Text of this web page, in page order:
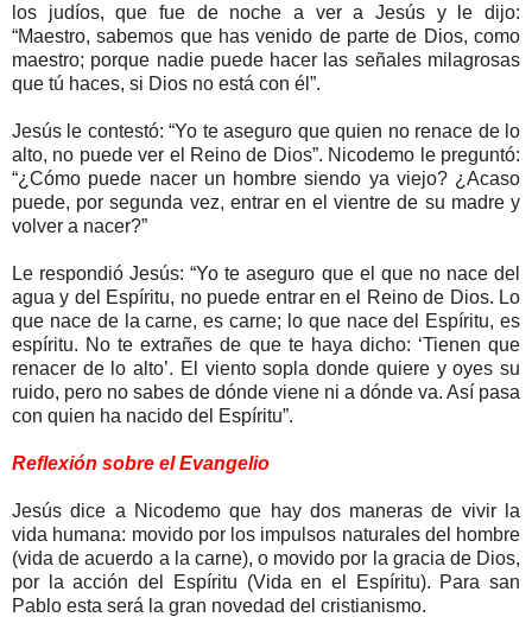
los judíos, que fue de noche a ver a Jesús y le dijo:
“Maestro, sabemos que has venido de parte de Dios, como
maestro; porque nadie puede hacer las señales milagrosas
que tú haces, si Dios no está con él”.
Jesús le contestó: “Yo te aseguro que quien no renace de lo
alto, no puede ver el Reino de Dios”. Nicodemo le preguntó:
“¿Cómo puede nacer un hombre siendo ya viejo? ¿Acaso
puede, por segunda vez, entrar en el vientre de su madre y
volver a nacer?”
Le respondió Jesús: “Yo te aseguro que el que no nace del
agua y del Espíritu, no puede entrar en el Reino de Dios. Lo
que nace de la carne, es carne; lo que nace del Espíritu, es
espíritu. No te extrañes de que te haya dicho: ‘Tienen que
renacer de lo alto’. El viento sopla donde quiere y oyes su
ruido, pero no sabes de dónde viene ni a dónde va. Así pasa
con quien ha nacido del Espíritu”.
Reflexión sobre el Evangelio
Jesús dice a Nicodemo que hay dos maneras de vivir la
vida humana: movido por los impulsos naturales del hombre
(vida de acuerdo a la carne), o movido por la gracia de Dios,
por la acción del Espíritu (Vida en el Espíritu). Para san
Pablo esta será la gran novedad del cristianismo.